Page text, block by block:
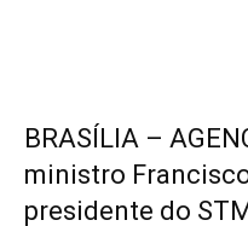
BRASÍLIA –
ministro
presidente do